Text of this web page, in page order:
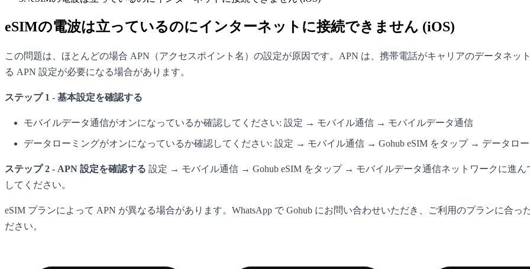
eSIMの電波は立っているのにインターネットに接続できません (iOS)
この問題は、ほとんどの場合 APN（アクセスポイント名）の設定が原因です。APN は、携帯電話がキャリアのデータネッ
る APN 設定が必要になる場合があります。
ステップ 1 - 基本設定を確認する
モバイルデータ通信がオンになっているか確認してください: 設定 → モバイル通信 → モバイルデータ通信
データローミングがオンになっているか確認してください: 設定 → モバイル通信 → Gohub eSIM をタップ → データロ
ステップ 2 - APN 設定を確認する 設定 → モバイル通信 → Gohub eSIM をタップ → モバイルデータ通信ネットワークに進
してください。
eSIM プランによって APN が異なる場合があります。WhatsApp で Gohub にお問い合わせいただき、ご利用のプランに合
ださい。